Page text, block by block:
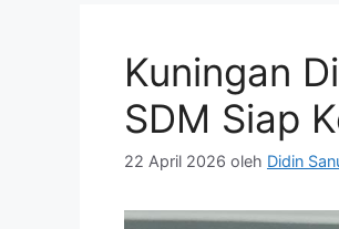
Kuningan
SDM Siap
22 April 2026 oleh Didin